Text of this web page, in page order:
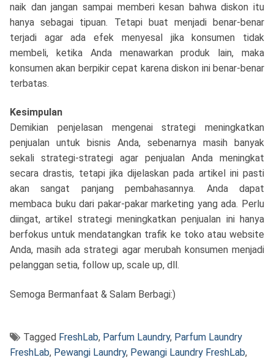
naik dan jangan sampai memberi kesan bahwa diskon itu
hanya sebagai tipuan. Tetapi buat menjadi benar-benar
terjadi agar ada efek menyesal jika konsumen tidak
membeli, ketika Anda menawarkan produk lain, maka
konsumen akan berpikir cepat karena diskon ini benar-benar
terbatas.
Kesimpulan
Demikian penjelasan mengenai strategi meningkatkan
penjualan untuk bisnis Anda, sebenarnya masih banyak
sekali strategi-strategi agar penjualan Anda meningkat
secara drastis, tetapi jika dijelaskan pada artikel ini pasti
akan sangat panjang pembahasannya. Anda dapat
membaca buku dari pakar-pakar marketing yang ada. Perlu
diingat, artikel strategi meningkatkan penjualan ini hanya
berfokus untuk mendatangkan trafik ke toko atau website
Anda, masih ada strategi agar merubah konsumen menjadi
pelanggan setia, follow up, scale up, dll.
Semoga Bermanfaat & Salam Berbagi:)
Tagged FreshLab, Parfum Laundry, Parfum Laundry
FreshLab, Pewangi Laundry, Pewangi Laundry FreshLab,